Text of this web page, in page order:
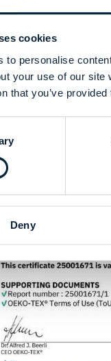
cookies
to personalise
your use of our
that you’ve
Deny